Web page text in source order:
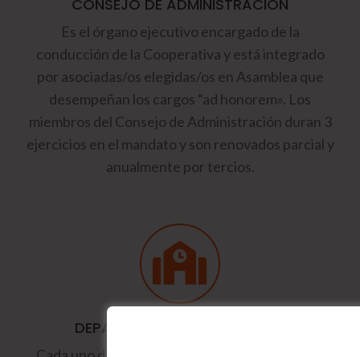
CONSEJO DE ADMINISTRACIÓN
Es el órgano ejecutivo encargado de la
conducción de la Cooperativa y está integrado
por asociadas/os elegidas/os en Asamblea que
desempeñan los cargos “ad honorem». Los
miembros del Consejo de Administración duran 3
ejercicios en el mandato y son renovados parcial y
anualmente por tercios.
DEPARTAMENTOS DE ESCUELA